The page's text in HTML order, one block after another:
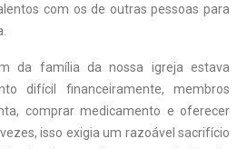
com os de outras pessoas para
da família da nossa igreja estava
difícil financeiramente, membros
comprar medicamento e oferecer
isso exigia um razoável sacrifício